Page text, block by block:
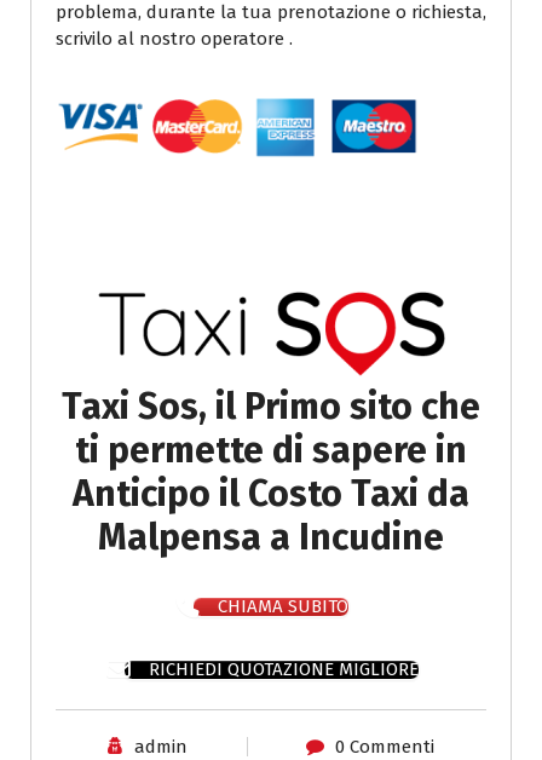
problema, durante la tua prenotazione o richiesta,
scrivilo al nostro operatore .
Taxi Sos, il Primo sito che
ti permette di sapere in
Anticipo il Costo Taxi da
Malpensa a Incudine
CHIAMA SUBITO
RICHIEDI QUOTAZIONE MIGLIORE
admin 0 Commenti